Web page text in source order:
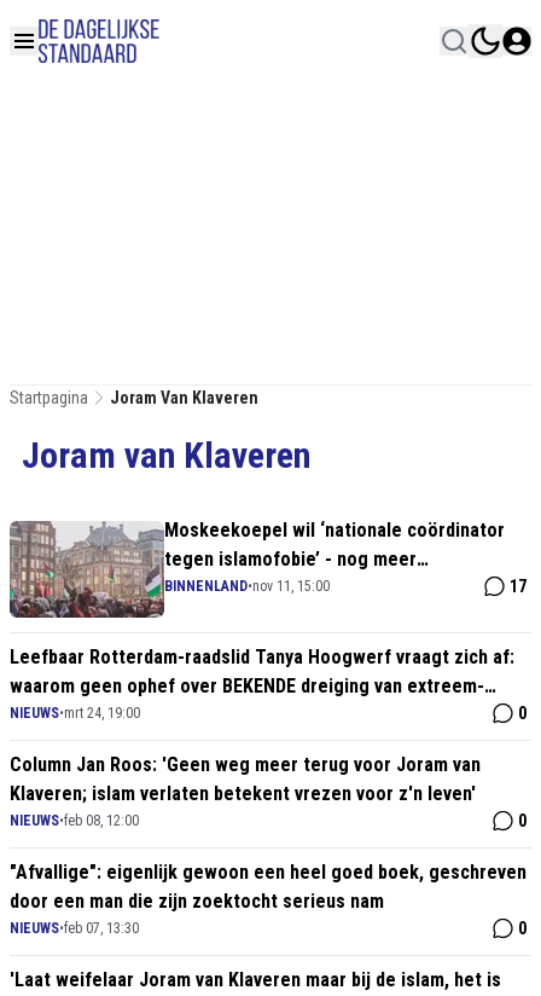
Startpagina Joram Van Klaveren
Joram van Klaveren
Moskeekoepel wil ‘nationale coördinator
tegen islamofobie’ - nog meer
symboolpolitiek op komst
BINNENLAND•nov 11, 15:00 17
Leefbaar Rotterdam-raadslid Tanya Hoogwerf vraagt zich af:
waarom geen ophef over BEKENDE dreiging van extreem-
links?
NIEUWS•mrt 24, 19:00 0
Column Jan Roos: 'Geen weg meer terug voor Joram van
Klaveren; islam verlaten betekent vrezen voor z'n leven'
NIEUWS•feb 08, 12:00 0
"Afvallige": eigenlijk gewoon een heel goed boek, geschreven
door een man die zijn zoektocht serieus nam
NIEUWS•feb 07, 13:30 0
'Laat weifelaar Joram van Klaveren maar bij de islam, het is